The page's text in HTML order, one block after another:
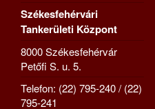
Székesfehérvári
Tankerületi Központ
8000 Székesfehérvár
Petőfi S. u. 5.
Telefon: (22) 795-240 / (22)
795-241